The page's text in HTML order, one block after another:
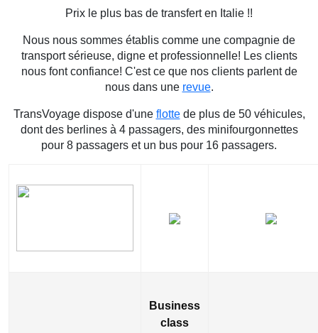
Prix le plus bas de transfert en Italie !!
Nous nous sommes établis comme une compagnie de
transport sérieuse, digne et professionnelle! Les clients
nous font confiance! C'est ce que nos clients parlent de
nous dans une revue.
TransVoyage dispose d'une flottede plus de 50 véhicules,
dont des berlines à 4 passagers, des minifourgonnettes
pour 8 passagers et un bus pour 16 passagers.
Business
class